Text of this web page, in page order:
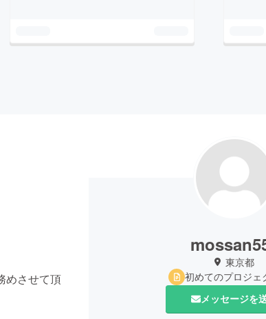
めさせて頂
東京都
初めてのプロジェ
メッセージを